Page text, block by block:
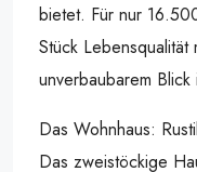
bietet. Für nur
Stück
unverbaubarem Blick
Das Wohnhaus:
Das zweistöckige